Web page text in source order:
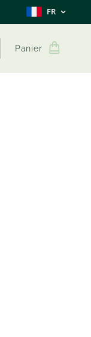
FR
Panier